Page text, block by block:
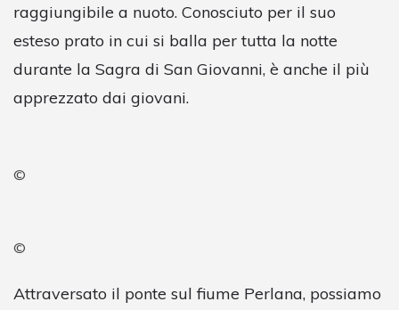
raggiungibile a nuoto. Conosciuto per il suo
esteso prato in cui si balla per tutta la notte
durante la Sagra di San Giovanni, è anche il più
apprezzato dai giovani.
©
©
Attraversato il ponte sul fiume Perlana, possiamo